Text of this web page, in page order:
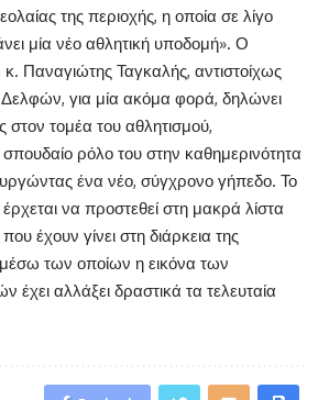
της περιοχής, η οποία σε λίγο
μία νέο αθλητική υποδομή». Ο
Παναγιώτης Ταγκαλής, αντιστοίχως
για μία ακόμα φορά, δηλώνει
τομέα του αθλητισμού,
ρόλο του στην καθημερινότητα
ένα νέο, σύγχρονο γήπεδο. Το
να προστεθεί στη μακρά λίστα
έχουν γίνει στη διάρκεια της
των οποίων η εικόνα των
έχει αλλάξει δραστικά τα τελευταία